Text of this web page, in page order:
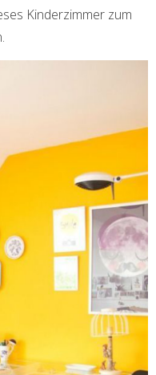
Kinderzimmer zum